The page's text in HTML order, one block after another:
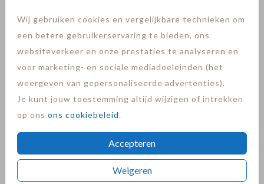
Wij gebruiken cookies en vergelijkbare technieken om
een betere gebruikerservaring te bieden, ons
websiteverkeer en onze prestaties te analyseren en
voor marketing- en sociale mediadoeleinden (het
weergeven van gepersonaliseerde advertenties).
Je kunt jouw toestemming altijd wijzigen of intrekken
op ons ons cookiebeleid.
Accepteren
Weigeren
Maakt jouw kaart helemaal af
Snelle levering
OMSCHRIJVING
metallic blush 12,5 x 14
per 1